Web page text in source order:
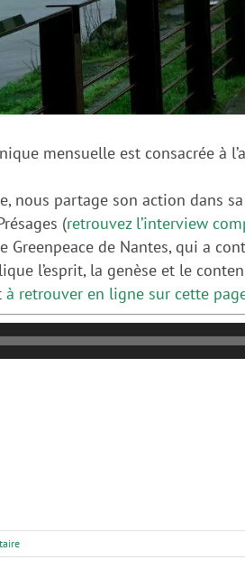
mensuelle est consacrée à
nous partage son action dans
(retrouvez l’interview
de Nantes, qui a
l’esprit, la genèse et le
à retrouver en ligne sur cette